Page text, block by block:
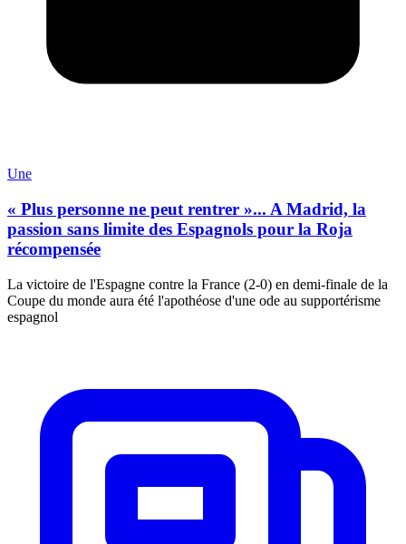
Une
« Plus personne ne peut rentrer »... A Madrid, la
passion sans limite des Espagnols pour la Roja
récompensée
La victoire de l'Espagne contre la France (2-0) en demi-finale de la
Coupe du monde aura été l'apothéose d'une ode au supportérisme
espagnol